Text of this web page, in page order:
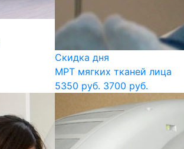
Скидка дня
МРТ мягких тканей лица
5350 руб. 3700 руб.